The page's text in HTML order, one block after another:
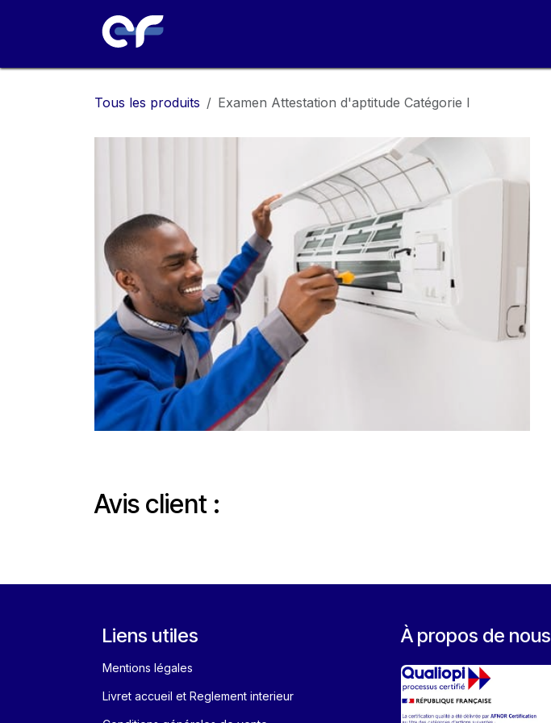
Tous les produits Examen Attestation d'aptitude Catégorie I
Avis clie​nt :​
Liens utiles
Mentions légales
Livret accueil et Reglement interieur
À propos de nous